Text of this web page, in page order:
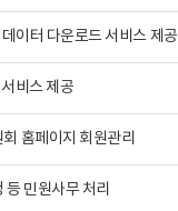
이터 다운로드 서비스 제공
비스 제공
홈페이지 회원관리
등 민원사무 처리